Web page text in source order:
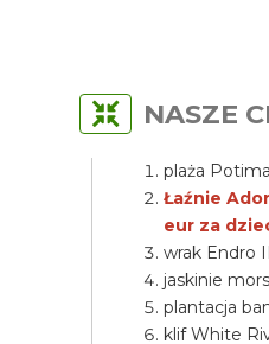
NASZE
plaża
Łaźnie
eur za
wrak Endro
jaskinie
plantacja
klif White